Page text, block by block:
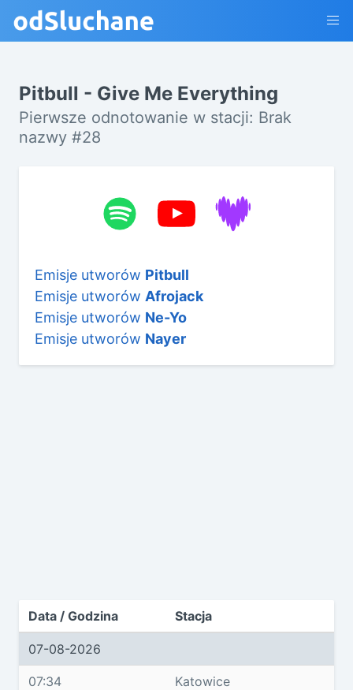
Pitbull - Give Me Everything
Pierwsze odnotowanie w stacji: Brak
nazwy #28
Emisje utworów Pitbull
Emisje utworów Afrojack
Emisje utworów Ne-Yo
Emisje utworów Nayer
Data / Godzina Stacja
07-08-2026
07:34 Katowice